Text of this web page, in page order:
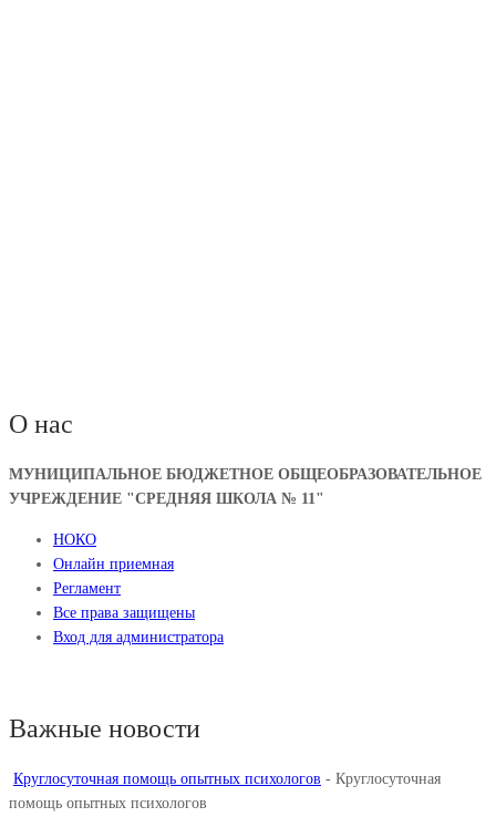
О нас
МУНИЦИПАЛЬНОЕ БЮДЖЕТНОЕ ОБЩЕОБРАЗОВАТЕЛЬНОЕ
УЧРЕЖДЕНИЕ "СРЕДНЯЯ ШКОЛА № 11"
НОКО
Онлайн приемная
Регламент
Все права защищены
Вход для администратора
Важные новости
Круглосуточная помощь опытных психологов - Круглосуточная
помощь опытных психологов